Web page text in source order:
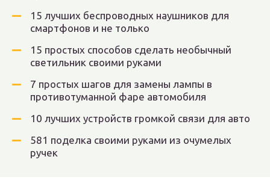
15 лучших беспроводных наушников для
смартфонов и не только
15 простых способов сделать необычный
светильник своими руками
7 простых шагов для замены лампы в
противотуманной фаре автомобиля
10 лучших устройств громкой связи для авто
581 поделка своими руками из очумелых
ручек